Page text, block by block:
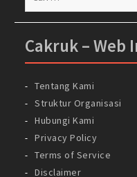
Cakruk –
Tentang Kami
Struktur Organisasi
Hubungi Kami
Privacy Policy
Terms of Service
Disclaimer